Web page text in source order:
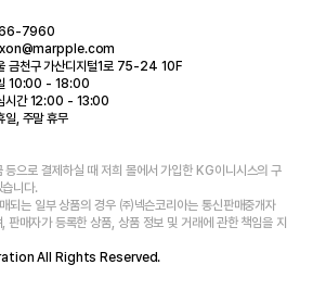
7960
금천구 가산디지털1로 75-24 10F
10:00 - 18:00
시간 12:00 - 13:00
일, 주말 휴무
등으로 결제하실 때 저희 몰에서 가입한 KG이니시스의 구
니다.
는 일부 상품의 경우 ㈜넥슨코리아는 통신판매중개자
판매자가 등록한 상품, 상품 정보 및 거래에 관한 책임을 지
All Rights Reserved.